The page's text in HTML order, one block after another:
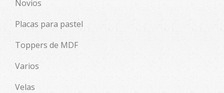
Novios
Placas para pastel
Toppers de MDF
Varios
Velas